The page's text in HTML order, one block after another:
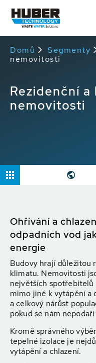
Domů Segmenty
nemovitosti
Rezidenční a
nemovitosti
Ohřívání a
odpadních vod
energie
Budovy hrají důležitou
klimatu. Nemovitosti
největších
mimo jiné k vytápění a
a celkový nárůst
pokud se nám
Kromě správného
tepelné izolace je
vytápění a chlazení.